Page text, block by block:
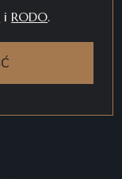
i RODO.